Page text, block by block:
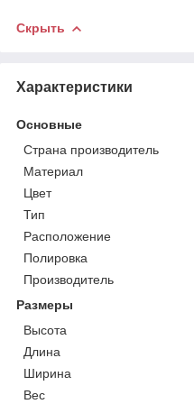
Скрыть
Характеристики
Основные
Страна производитель
Материал
Цвет
Тип
Расположение
Полировка
Производитель
Размеры
Высота
Длина
Ширина
Вес